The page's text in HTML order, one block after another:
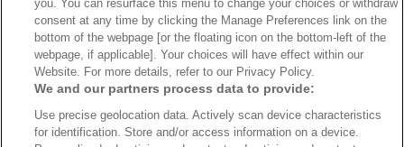
you. You can resurface this menu to change your choices or withdraw
consent at any time by clicking the Manage Preferences link on the
bottom of the webpage [or the floating icon on the bottom-left of the
webpage, if applicable]. Your choices will have effect within our
Website. For more details, refer to our Privacy Policy.
We and our partners process data to provide:
Use precise geolocation data. Actively scan device characteristics
for identification. Store and/or access information on a device.